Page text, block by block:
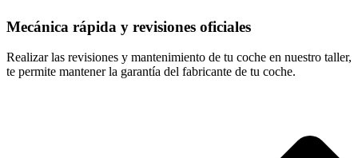
Mecánica rápida y revisiones oficiales
Realizar las revisiones y mantenimiento de tu coche en nuestro taller,
te permite mantener la garantía del fabricante de tu coche.